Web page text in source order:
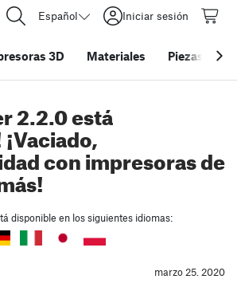
Español Iniciar sesión
3D Materiales Piezas y
2.2.0 está
con impresoras de
disponible en los siguientes idiomas:
marzo 25. 2020